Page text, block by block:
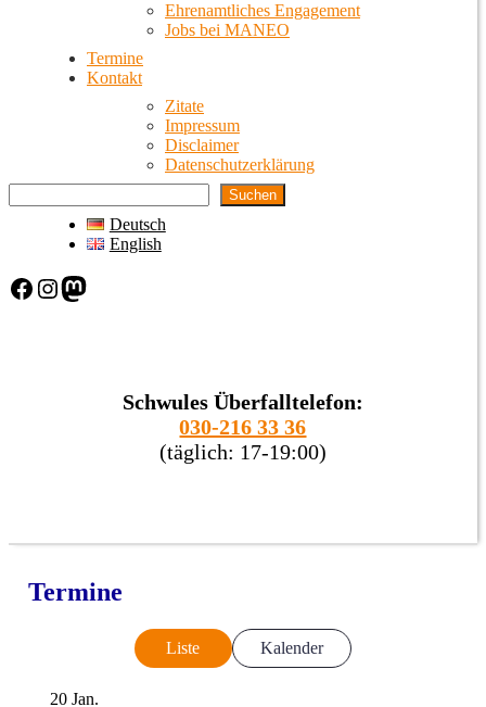
Ehrenamtliches Engagement
Jobs bei MANEO
Termine
Kontakt
Zitate
Impressum
Disclaimer
Datenschutzerklärung
Suchen
Deutsch
English
Facebook Instagram Mastodon
Schwules Überfalltelefon:
030-216 33 36
(täglich: 17-19:00)
Termine
Liste Kalender
20 Jan.